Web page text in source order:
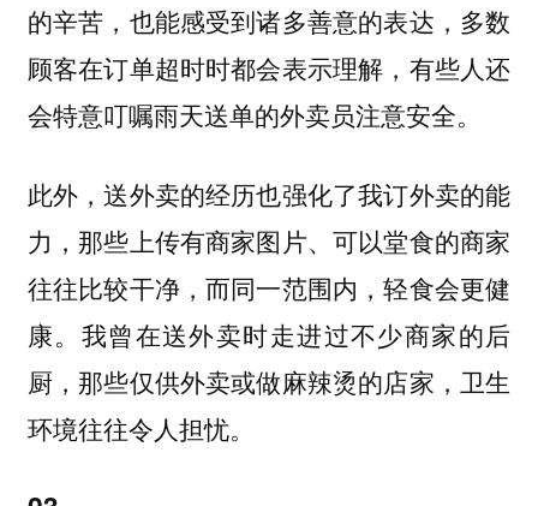
的辛苦，也能感受到诸多善意的表达，多数
顾客在订单超时时都会表示理解，有些人还
会特意叮嘱雨天送单的外卖员注意安全。
此外，送外卖的经历也强化了我订外卖的能
力，那些上传有商家图片、可以堂食的商家
往往比较干净，而同一范围内，轻食会更健
康。我曾在送外卖时走进过不少商家的后
厨，那些仅供外卖或做麻辣烫的店家，卫生
环境往往令人担忧。